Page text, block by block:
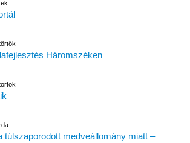
Háromszéken
túlszaporodott medveállomány miatt –